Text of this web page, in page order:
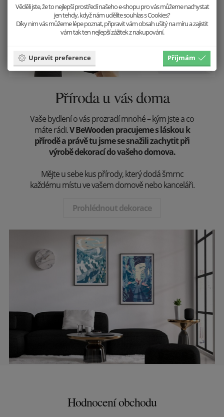
Příroda u vás doma
Vaše bydlení o vás prozradí mnohé – kým jste a co
máte rádi.V BeWooden pracujeme s láskou k
přírodě a právě tu jsme se snažili zachytit při
výrobě dekorací do vašeho domova.
Mějte u sebe kus přírody, který dodá šmrnc
každému místu ve vašem domově nebo kanceláři.
Prohlédnout dekorace
Hodnocení obchodu
Věděli jste, že to nejlepší prostředí našeho e-shopu pro vás můžeme nachystat
jen tehdy, když nám udělíte souhlas s Cookies?
Díky nim vás můžeme lépe poznat, připravit vám obsah ušitý na míru a zajistit
vám tak ten nejlepší zážitek z nakupování.
Upravit preference Příjmám